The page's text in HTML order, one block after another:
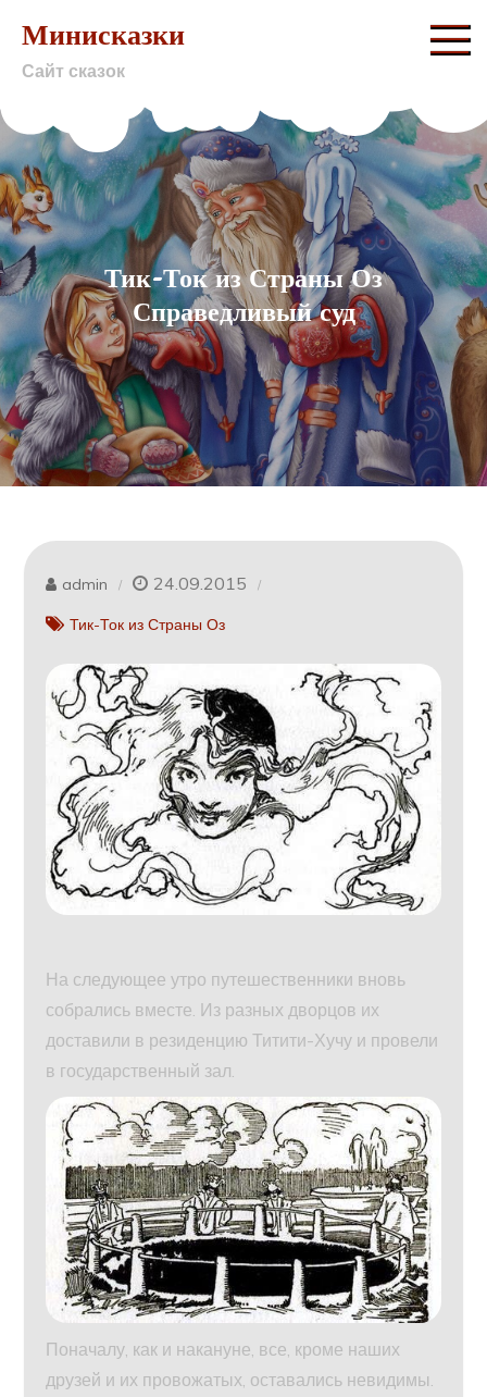
content
Минисказки
Сайт сказок
Тик-Ток из Страны Оз
Справедливый суд
admin 24.09.2015
Тик-Ток из Страны Оз
На следующее утро путешественники вновь
собрались вместе. Из разных дворцов их
доставили в резиденцию Титити-Хучу и провели
в государственный зал.
Поначалу, как и накануне, все, кроме наших
друзей и их провожатых, оставались невидимы.